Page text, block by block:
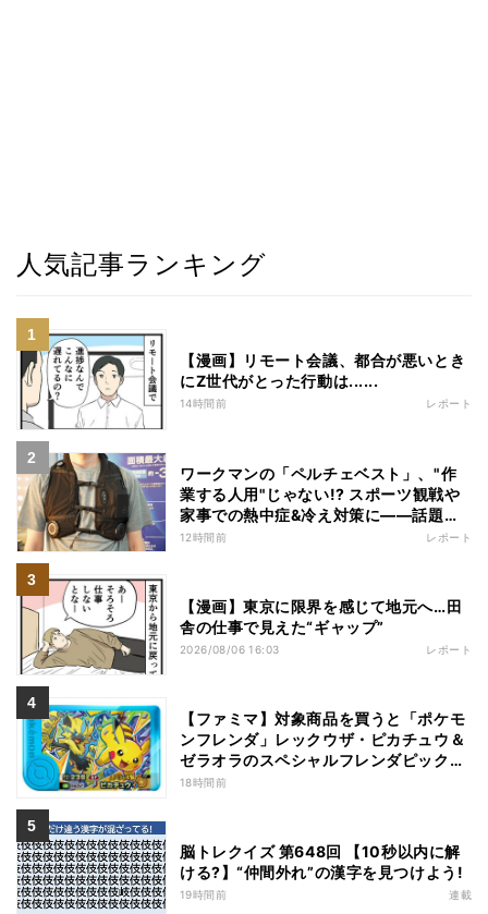
人気記事ランキング
【漫画】リモート会議、都合が悪いとき
にZ世代がとった行動は......
14時間前 レポート
ワークマンの「ペルチェベスト」、"作
業する人用"じゃない!? スポーツ観戦や
家事での熱中症&冷え対策に――話題の
商品を徹底検証
12時間前 レポート
【漫画】東京に限界を感じて地元へ…田
舎の仕事で見えた“ギャップ”
2026/08/06 16:03 レポート
【ファミマ】対象商品を買うと「ポケモ
ンフレンダ」レックウザ・ピカチュウ＆
ゼラオラのスペシャルフレンダピックが
もらえるキャンペーン
18時間前
脳トレクイズ 第648回 【10秒以内に解
ける?】“仲間外れ”の漢字を見つけよう!
19時間前 連載